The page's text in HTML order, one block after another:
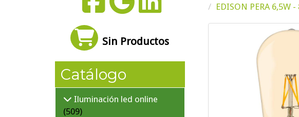
EDISON PERA 6,5W
Sin Productos
Catálogo
Iluminación led online
(509)